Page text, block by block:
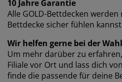
10 Jahre Garantie
Alle GOLD-Bettdecken
Bettdecke sicher fühlen
Wir helfen gerne bei der
Um mehr darüber zu
Filiale vor Ort und lass dich
finde die passende für deine